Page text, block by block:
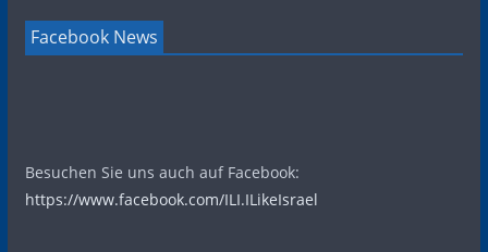
Facebook News
Besuchen Sie uns auch auf Facebook:
https://www.facebook.com/ILI.ILikeIsrael